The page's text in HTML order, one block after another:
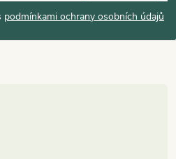
podmínkami ochrany osobních údajů